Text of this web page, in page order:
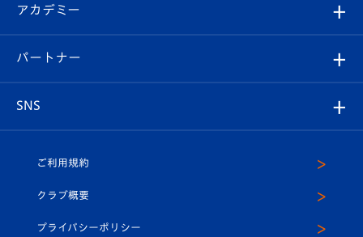
イベント
メディア
ホームタウン
スタッフプロフィール
マスコット紹介
ヴィヴィくんの長崎おもてなしガイド
スタジアムグルメ
V-LOVERS（ファンクラブ）
プレイヤーズスイート
オンラインショップ
店舗情報
アカデミー
育成からのお知らせ
U-18
パートナー
SNS
ヴィヴィくんインスタグラム
公式LINE＠
ご利用規約
クラブ概要
プライバシーポリシー